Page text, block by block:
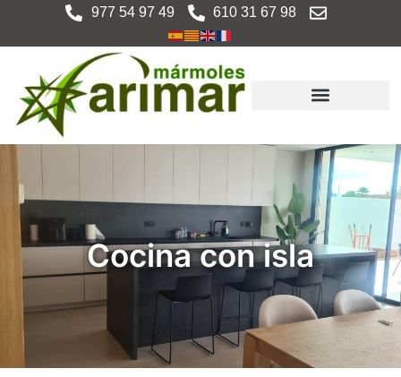
977 54 97 49 610 31 67 98
Cocina con isla